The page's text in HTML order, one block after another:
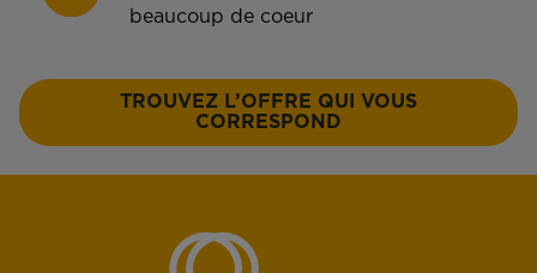
beaucoup de coeur
TROUVEZ L’OFFRE QUI VOUS
CORRESPOND